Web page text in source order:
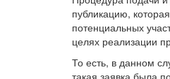
публикацию,
потенциальных
целях реализации
То есть, в данном